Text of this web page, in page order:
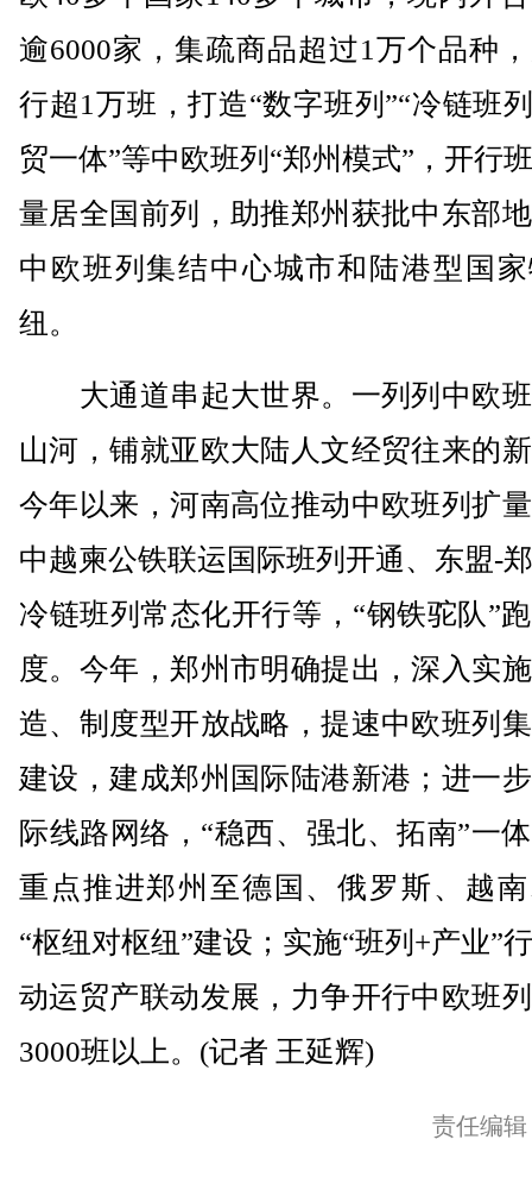
逾6000家，集疏商品超过1万个品种
行超1万班，打造“数字班列”“冷链班
贸一体”等中欧班列“郑州模式”，开行
量居全国前列，助推郑州获批中东部
中欧班列集结中心城市和陆港型国
纽。
大通道串起大世界。一列列中欧
山河，铺就亚欧大陆人文经贸往来的
今年以来，河南高位推动中欧班列扩
中越柬公铁联运国际班列开通、东盟-
冷链班列常态化开行等，“钢铁驼队”
度。今年，郑州市明确提出，深入实
造、制度型开放战略，提速中欧班列
建设，建成郑州国际陆港新港；进一
际线路网络，“稳西、强北、拓南”一
重点推进郑州至德国、俄罗斯、越
“枢纽对枢纽”建设；实施“班列+产业”
动运贸产联动发展，力争开行中欧班
3000班以上。(记者 王延辉)
责任编